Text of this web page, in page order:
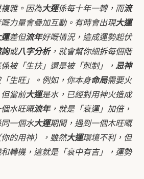
雜。因為大運係每十年一轉，而流
力量會疊加互動。有時會出現大運
差但流年好嘅情況，造成運勢起伏
或八字分析，就會幫你細拆每個階
被「生扶」還是被「剋制」， 忌神
生旺」。例如，你本身命局需要火
當前大運是水，已經對用神火造成
水旺嘅流年，就是「衰運」加倍，
一個水大運期間，遇到一個木旺嘅
的用神），雖然大運環境不利，但
轉機，這就是「衰中有吉」，運勢